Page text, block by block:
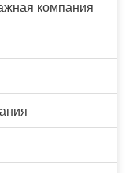
компания